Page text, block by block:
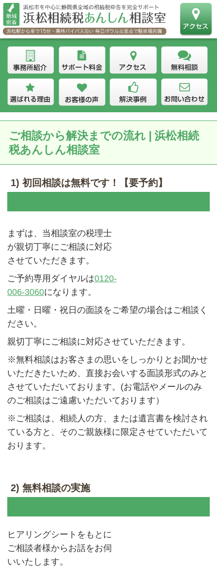
ご相談から解決までの流れ | 浜松相続
税あんしん相談室
1) 初回相談は無料です！【要予約】
まずは、当相談室の税理士
が親切丁寧にご相談に対応
させていただきます。
ご予約専用ダイヤルは0120-
006-3060になります。
土曜・日曜・祝日の面談をご希望の場合はご相談く
ださい。
親切丁寧にご相談に対応させていただきます。
※無料相談はお客さまの思いをしっかりとお聞かせ
いただきたいため、直接お会いする面談形式のみと
させていただいております。(お電話やメールのみ
のご相談はご遠慮いただいております）
※ご相談は、相続人の方、または遺言書を検討され
ている方と、そのご親族様に限定させていただいて
おります。
2) 無料相談の実施
ヒアリングシートをもとに
ご相談者様からお話をお伺
いいたします。